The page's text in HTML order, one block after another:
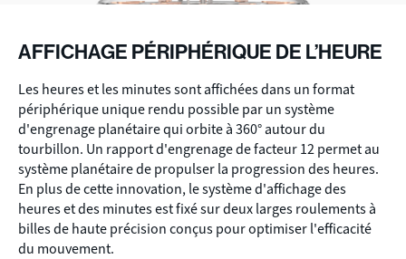
AFFICHAGE PÉRIPHÉRIQUE DE L’HEURE
Les heures et les minutes sont affichées dans un format
périphérique unique rendu possible par un système
d'engrenage planétaire qui orbite à 360° autour du
tourbillon. Un rapport d'engrenage de facteur 12 permet au
système planétaire de propulser la progression des heures.
En plus de cette innovation, le système d'affichage des
heures et des minutes est fixé sur deux larges roulements à
billes de haute précision conçus pour optimiser l'efficacité
du mouvement.